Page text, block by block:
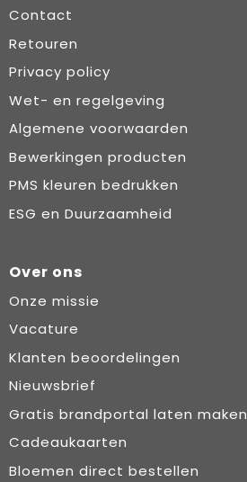
Contact
Retouren
Privacy policy
Wet- en regelgeving
Algemene voorwaarden
Bewerkingen producten
PMS kleuren bedrukken
ESG en Duurzaamheid
Over ons
Onze missie
Vacature
Klanten beoordelingen
Nieuwsbrief
Gratis brandportal laten maken
Cadeaukaarten
Bloemen direct bestellen